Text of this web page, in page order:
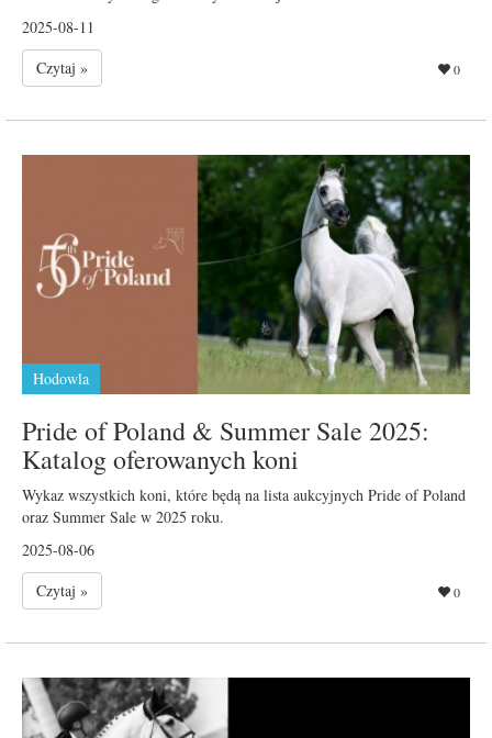
2025-08-11
Czytaj »
0
Hodowla
Pride of Poland & Summer Sale 2025:
Katalog oferowanych koni
Wykaz wszystkich koni, które będą na lista aukcyjnych Pride of Poland
oraz Summer Sale w 2025 roku.
2025-08-06
Czytaj »
0